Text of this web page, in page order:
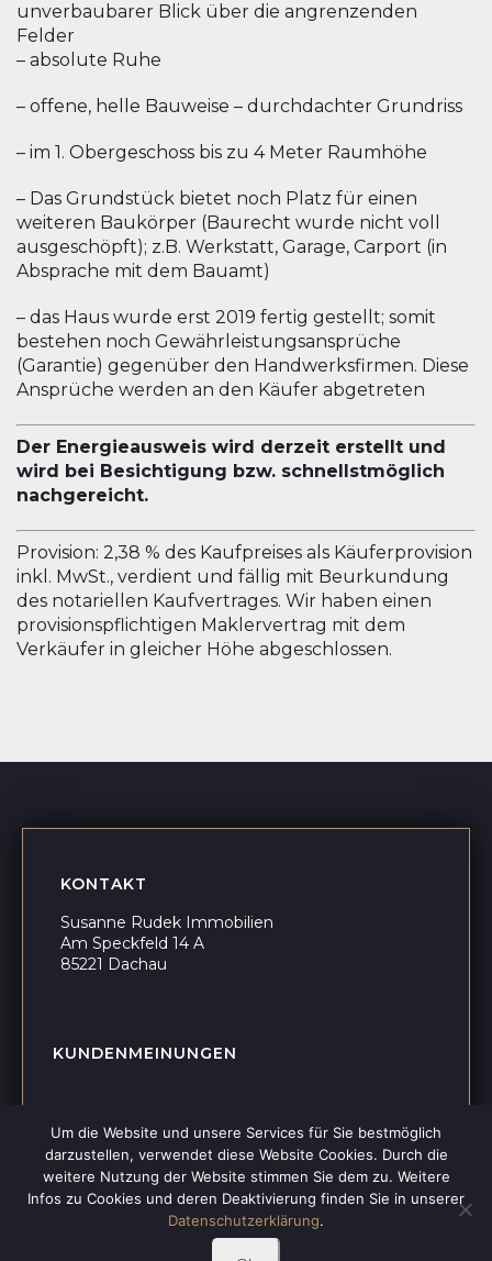
unverbaubarer Blick über die angrenzenden
Felder
– absolute Ruhe
– offene, helle Bauweise – durchdachter Grundriss
– im 1. Obergeschoss bis zu 4 Meter Raumhöhe
– Das Grundstück bietet noch Platz für einen
weiteren Baukörper (Baurecht wurde nicht voll
ausgeschöpft); z.B. Werkstatt, Garage, Carport (in
Absprache mit dem Bauamt)
– das Haus wurde erst 2019 fertig gestellt; somit
bestehen noch Gewährleistungsansprüche
(Garantie) gegenüber den Handwerksfirmen. Diese
Ansprüche werden an den Käufer abgetreten
Der Energieausweis wird derzeit erstellt und
wird bei Besichtigung bzw. schnellstmöglich
nachgereicht.
Provision: 2,38 % des Kaufpreises als Käuferprovision
inkl. MwSt., verdient und fällig mit Beurkundung
des notariellen Kaufvertrages. Wir haben einen
provisionspflichtigen Maklervertrag mit dem
Verkäufer in gleicher Höhe abgeschlossen.
KONTAKT
Susanne Rudek Immobilien
Am Speckfeld 14 A
85221 Dachau
KUNDENMEINUNGEN
Um die Website und unsere Services für Sie bestmöglich
darzustellen, verwendet diese Website Cookies. Durch die
weitere Nutzung der Website stimmen Sie dem zu. Weitere
Infos zu Cookies und deren Deaktivierung finden Sie in unserer
Datenschutzerklärung.